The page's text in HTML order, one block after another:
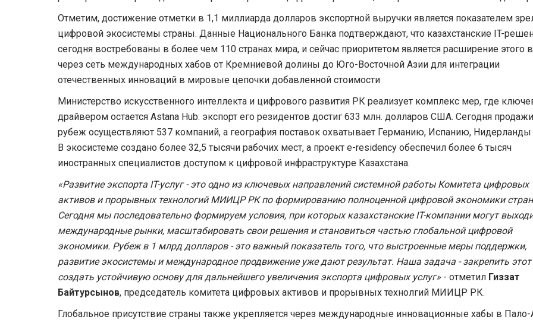
Отметим, достижение отметки в 1,1 миллиарда долларов экспортной выручки является показателем
цифровой экосистемы страны. Данные Национального Банка подтверждают, что казахстанские IT-
сегодня востребованы в более чем 110 странах мира, и сейчас приоритетом является расширение этого
через сеть международных хабов от Кремниевой долины до Юго-Восточной Азии для интеграции
отечественных инноваций в мировые цепочки добавленной стоимости
Министерство искусственного интеллекта и цифрового развития РК реализует комплекс мер, где
драйвером остается Astana Hub: экспорт его резидентов достиг 633 млн. долларов США. Сегодня
рубеж осуществляют 537 компаний, а география поставок охватывает Германию, Испанию,
В экосистеме создано более 32,5 тысячи рабочих мест, а проект e-residency обеспечил более 6 тысяч
иностранных специалистов доступом к цифровой инфраструктуре Казахстана.
«Развитие экспорта IT-услуг - это одно из ключевых направлений системной работы Комитета цифровых
активов и прорывных технологий МИИЦР РК по формированию полноценной цифровой экономики
Сегодня мы последовательно формируем условия, при которых казахстанские IT-компании могут
международные рынки, масштабировать свои решения и становиться частью глобальной цифровой
экономики. Рубеж в 1 млрд долларов - это важный показатель того, что выстроенные меры поддержки,
развитие экосистемы и международное продвижение уже дают результат. Наша задача - закрепить этот
создать устойчивую основу для дальнейшего увеличения экспорта цифровых услуг» - отметил Гиззат
Байтурсынов, председатель комитета цифровых активов и прорывных технолгий МИИЦР РК.
Глобальное присутствие страны также укрепляется через международные инновационные хабы в Пало-